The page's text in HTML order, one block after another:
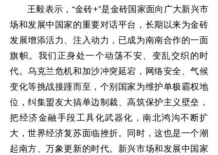
王毅表示，“金砖+”是金砖国家面向广大新兴市
场和发展中国家的重要对话平台，长期以来为金砖
发展增添活力、注入动力，已成为南南合作的一面
旗帜。我们正身处一个动荡不安、变乱交织的时
代。乌克兰危机和加沙冲突延宕，网络安全、气候
变化等挑战接踵而至，个别国家为维护单极霸权地
位，纠集盟友大搞单边制裁、高筑保护主义壁垒，
把经济金融手段工具化武器化，南北鸿沟不断扩
大，世界经济复苏面临挫折。同时，这也是一个潮
起南方、万象更新的时代。新兴市场和发展中国家